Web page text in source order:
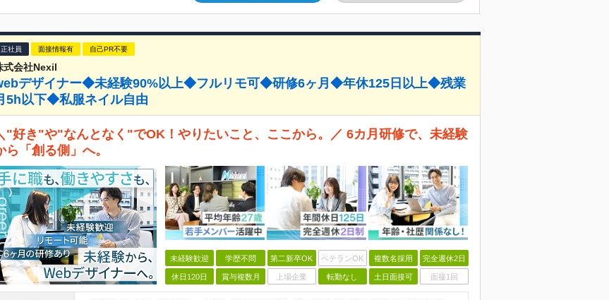
正社員 面接情報有 自己PR不要
式会社Nexil
デザイナー◆未経験90%以上◆フルリモ可◆研修6ヶ月◆年休125日以上◆残業
5h以下◆私服ネイル自由
"好き"や"なんとなく"でOK！やりたいこと、ここから。／ 6カ月研修で、未経験
ら「創る側」へ。
未経験歓迎 学歴不問 第二新卒OK ベテランOK 複数名採用 完全週休2日
休日120日 賞与複数月 上場企業 転勤なし 土日面接可 面接1回